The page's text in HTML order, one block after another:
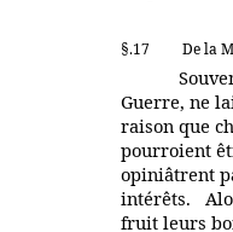
§.17 De la
Souvent
Guerre, ne
raison que
pourroient
opiniâtrent
intérêts.
fruit leurs